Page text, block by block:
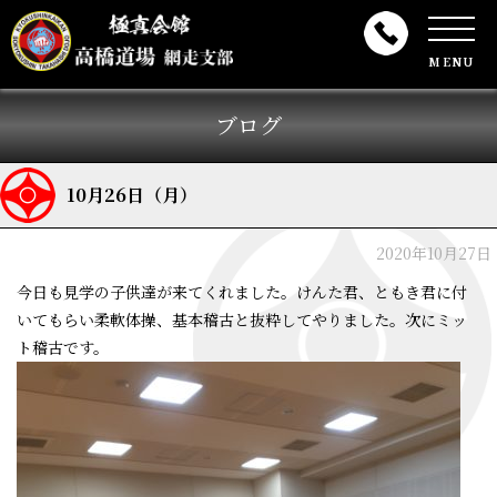
MENU
ブログ
10月26日（月）
2020年10月27日
今日も見学の子供達が来てくれました。けんた君、ともき君に付
いてもらい柔軟体操、基本稽古と抜粋してやりました。次にミッ
ト稽古です。